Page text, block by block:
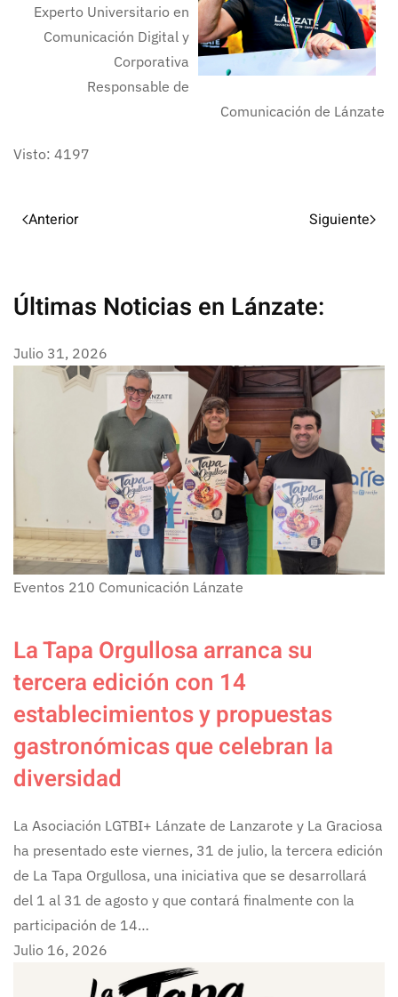
Experto Universitario en
Comunicación Digital y
Corporativa
Responsable de
Comunicación de Lánzate
Visto: 4197
Anterior Siguiente
Últimas Noticias en Lánzate:
Julio 31, 2026
Eventos 210 Comunicación Lánzate
La Tapa Orgullosa arranca su
tercera edición con 14
establecimientos y propuestas
gastronómicas que celebran la
diversidad
La Asociación LGTBI+ Lánzate de Lanzarote y La Graciosa
ha presentado este viernes, 31 de julio, la tercera edición
de La Tapa Orgullosa, una iniciativa que se desarrollará
del 1 al 31 de agosto y que contará finalmente con la
participación de 14…
Julio 16, 2026